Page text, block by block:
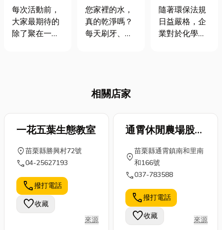
辨識度
每次活動前，
大家最期待的
除了聚在一
節都藏著大家
的想法與回
要低調簡約，
有人想加入搞
笑元素，討論
過程總是充滿
笑聲。無論是
班級活動、公
納垢，水質比
馬桶還髒？清
洗頻率、必要
您家裡的水，
真的乾淨嗎？
每天刷牙、洗
儲存。您是否
個儲水容器如
果久未清洗，
青苔、泥沙、
的細菌與沈積
物？這些髒污
會直接影響您
的飲水健康和
肌膚狀況！今
化工原料、廢
水處理劑、清
潔劑原料一站
隨著環保法規
日益嚴格，企
業對於化學原
式供應，多樣
產品可滿足不
並協助廢水處
理與清潔工序
更環保高效。
穩定、安全且
多元的原料供
應，幫助企業
打造符合規
相關店家
一花五葉生態教室
location_on苗栗縣勝興村72號
call04-25627193
call撥打電話
favorite收藏
來源
通霄休閒農場股份
有限公司
location_on
苗栗縣通霄鎮南和里南
和166號
call037-783588
call撥打電話
favorite收藏 來源